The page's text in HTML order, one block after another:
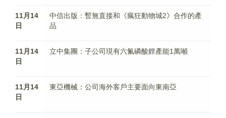
11月14
日
中信出版：暫無直接和《瘋狂動物城2》合作的產
品
11月14
日
立中集團：子公司現有六氟磷酸鋰產能1萬噸
11月14
日
東亞機械：公司海外客戶主要面向東南亞